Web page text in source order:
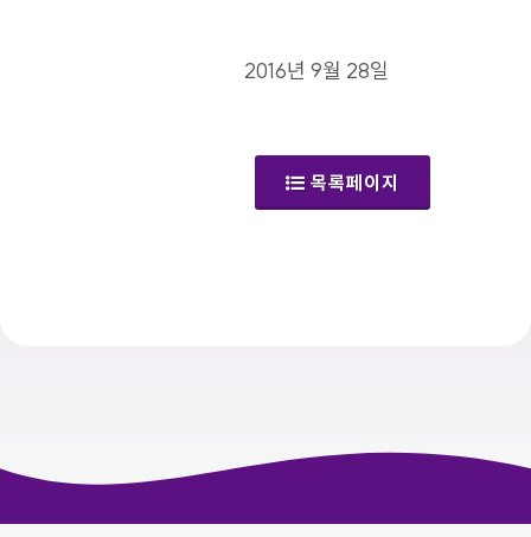
2016년 9월 28일
목록페이지